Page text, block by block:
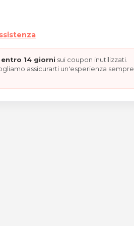
14 giorni sui coupon inutilizzati.
assicurarti un'esperienza sempre